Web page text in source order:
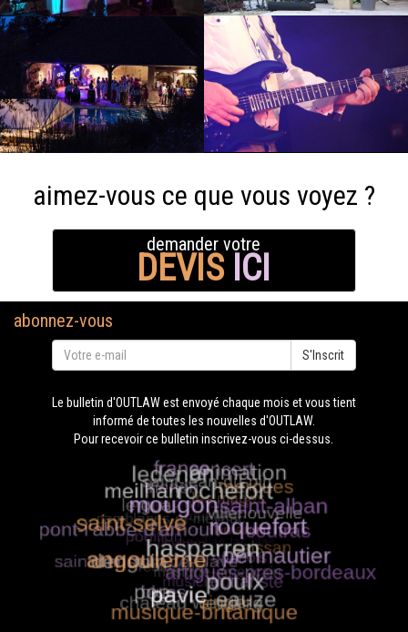
aimez-vous ce que vous voyez ?
demander votre
DEVIS ICI
abonnez-vous
S'Inscrit
Le bulletin d'OUTLAW est envoyé chaque mois et vous tient
informé de toutes les nouvelles d'OUTLAW.
Pour recevoir ce bulletin inscrivez-vous ci-dessus.